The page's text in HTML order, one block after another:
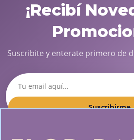
¡Recibí
Suscribite y enterate primero de
Suscribirme